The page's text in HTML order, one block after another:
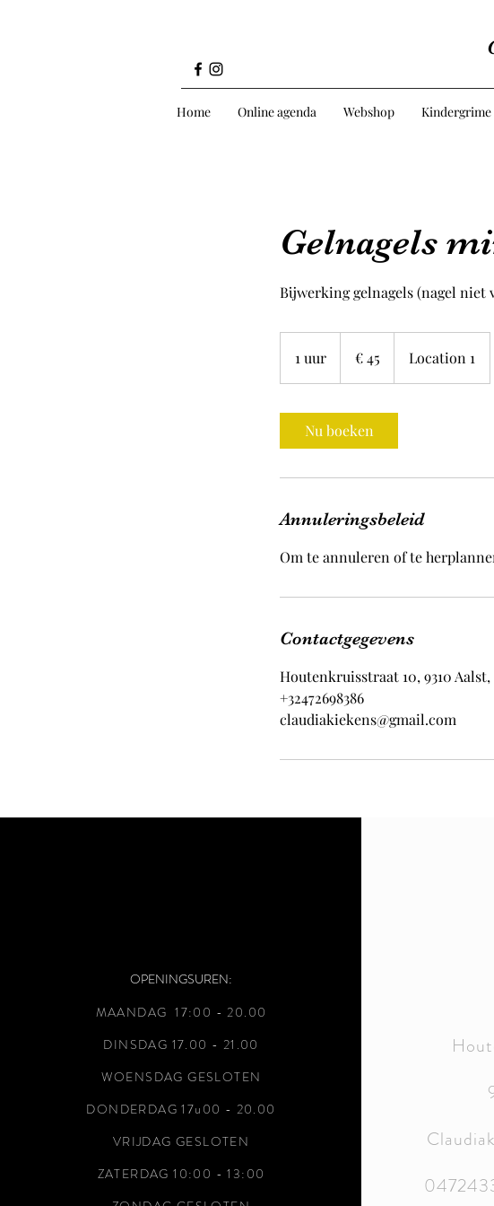
Home Online agenda Webshop Kindergrime
Gelnagels
Bijwerking gelnagels (nagel niet
1 uur
u
€ 45 Location 1
Nu boeken
Annuleringsbeleid
Om te annuleren of te
Contactgegevens
Houtenkruisstraat 10, 9310
+32472698386
claudiakiekens@gmail.com
OPENINGSUREN:
MAANDAG 17:00 - 20.00
DINSDAG 17.00 - 21.00
WOENSDAG GESLOTEN
DONDERDAG 17u00 - 20.00
VRIJDAG GESLOTEN
ZATERDAG 10:00 - 13:00